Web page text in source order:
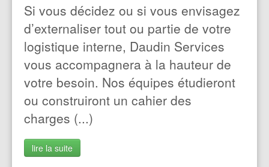
Un site touristique
Banquier
Une administration ou une
institution
Si vous décidez ou si vous envisagez
d’externaliser tout ou partie de votre
logistique interne, Daudin Services
vous accompagnera à la hauteur de
votre besoin. Nos équipes étudieront
ou construiront un cahier des
charges (...)
lire la suite